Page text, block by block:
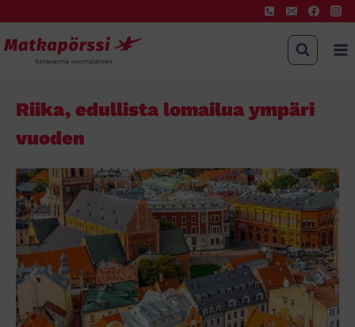
Riika, edullista lomailua ympäri
vuoden